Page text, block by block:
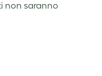
non saranno